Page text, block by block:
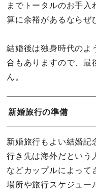
までトータルのお手
算に余裕があるならぜ
結婚後は独身時代のよ
合もありますので、最
ん。
新婚旅行の準備
新婚旅行もよい結婚記
行き先は海外だという
などカップルによって
場所や旅行スケジュー